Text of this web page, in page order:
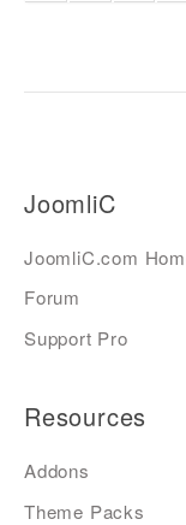
JoomliC
JoomliC.com
Forum
Support Pro
Resources
Addons
Theme Packs